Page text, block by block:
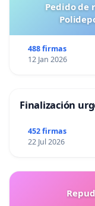
Pedido de
488 firmas
12 Jan 2026
Finalización
452 firmas
22 Jul 2026